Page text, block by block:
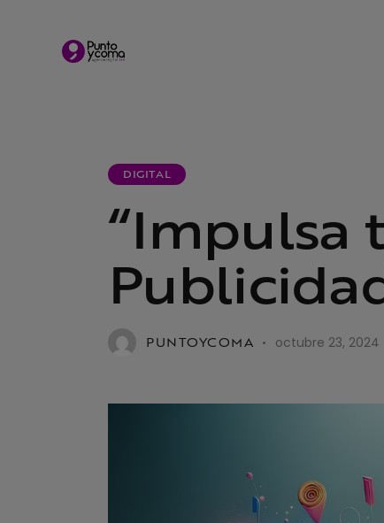
DIGITAL
“Impulsa
PUNTOYCOMA octubre 23, 2024